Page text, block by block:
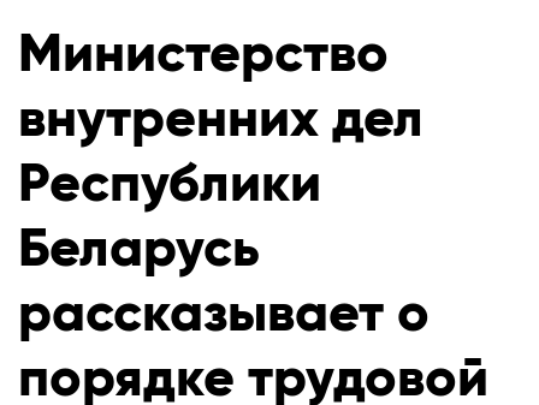
Министерство
внутренних дел
Республики
Беларусь
рассказывает о
порядке трудовой